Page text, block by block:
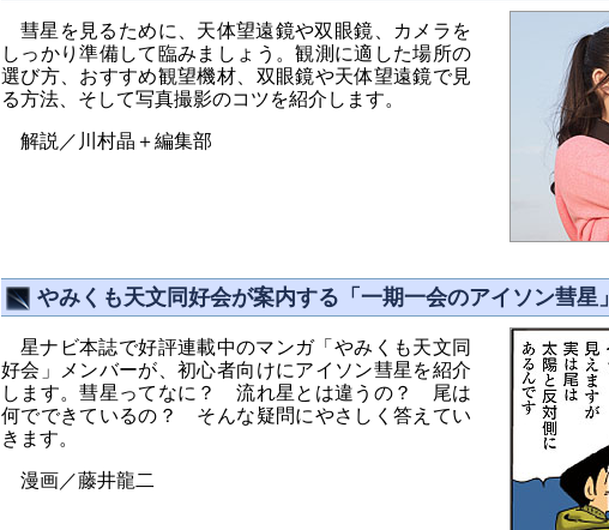
彗星を見るために、天体望遠鏡や双眼鏡、カメラを
しっかり準備して臨みましょう。観測に適した場所の
選び方、おすすめ観望機材、双眼鏡や天体望遠鏡で見
る方法、そして写真撮影のコツを紹介します。
解説／川村晶＋編集部
やみくも天文同好会が案内する「一期一会のアイソン彗星」
星ナビ本誌で好評連載中のマンガ「やみくも天文同
好会」メンバーが、初心者向けにアイソン彗星を紹介
します。彗星ってなに？ 流れ星とは違うの？ 尾は
何でできているの？ そんな疑問にやさしく答えてい
きます。
漫画／藤井龍二